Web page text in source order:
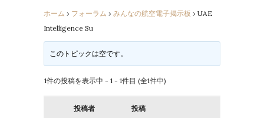
ホーム › フォーラム › みんなの航空電子掲示板 › UAE
Intelligence Su
このトピックは空です。
1件の投稿を表示中 - 1 - 1件目 (全1件中)
投稿者 投稿